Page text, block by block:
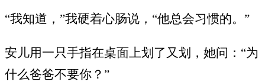
“我知道，”我硬着心肠说，“他总会习惯的。”
安儿用一只手指在桌面上划了又划，她问：“为
什么爸爸不要你？”